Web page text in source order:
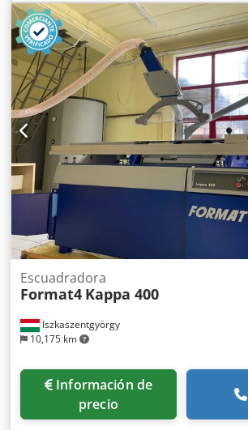
sierra:30 mm, velocidad de giro (máx.):
CIRCULAR DE PANEL SCM MOD. SI 400 N
LAS NORMAS CE - Carro: 3800 mm -
de la sierra: 30; diámetro del disco
del disco ranurador: 13 mm - Velocidad
ranurador: 8500 - Diámetro máximo de la
400; diámetro mínimo: 300; diámetro
ranurador: 120 - Velocidad de la sierra:
Voltaje: 400/50 - Número de serie: AB/
2000) Dodpfszcn U Tox Ahuekr
Iszkaszentgyörgy
10,175 km
Escuadradora
Format4 Kappa 400
Información de
precio